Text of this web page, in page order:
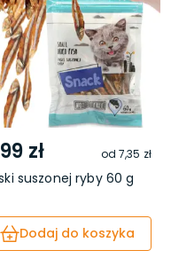
zł od7,35 zł
suszonej ryby 60 g
Dodaj do koszyka